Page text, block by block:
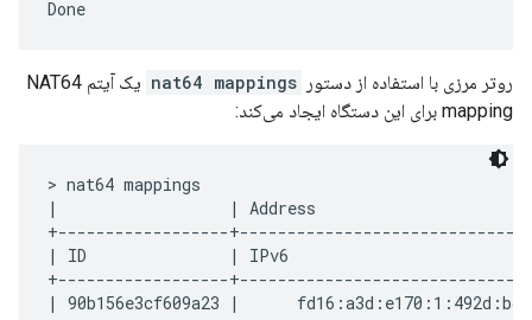
روتر مرزی با استفاده از دستور nat64 mappings
یک آیتم NAT64
mapping برای این دستگاه ایجاد می‌کند:
> nat64 mappings
|                  | Address
+------------------
| ID               | IPv6
+------------------
| 90b156e3cf609a23 |